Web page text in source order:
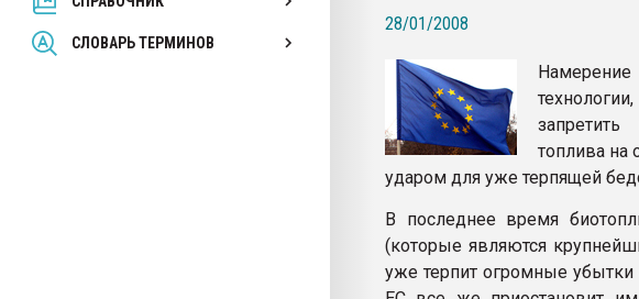
СЛОВАРЬ ТЕРМИНОВ
28/01/2008
топлива на
ударом для уже терпящей
В последнее время
(которые являются
уже терпит огромные убытки